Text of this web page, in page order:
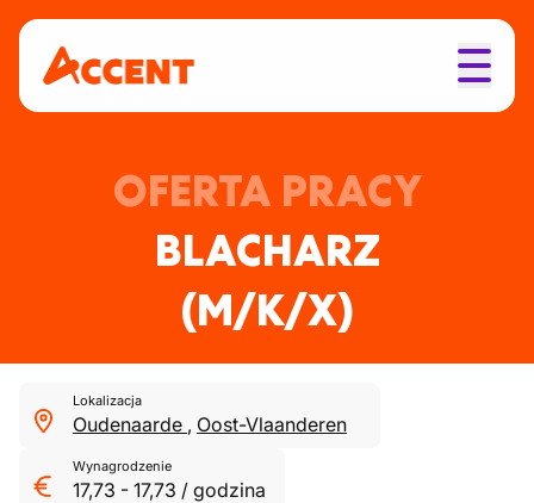
OFERTA PRACY
BLACHARZ
(M/K/X)
Lokalizacja
Oudenaarde , Oost-Vlaanderen
Wynagrodzenie
17,73 - 17,73 / godzina